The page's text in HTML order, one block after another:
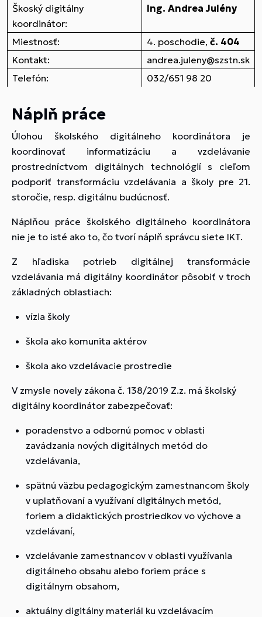
Škoský digitálny
koordinátor:
Ing. Andrea Julény
Miestnosť: 4. poschodie, č. 404
Kontakt:
andrea.juleny@szstn.sk
Telefón:
032/651 98 20
Náplň práce
Úlohou školského digitálneho koordinátora je
koordinovať informatizáciu a vzdelávanie
prostredníctvom digitálnych technológií s cieľom
podporiť transformáciu vzdelávania a školy pre 21.
storočie, resp. digitálnu budúcnosť.
Náplňou práce školského digitálneho koordinátora
nie je to isté ako to, čo tvorí náplň správcu siete IKT.
Z hľadiska potrieb digitálnej transformácie
vzdelávania má digitálny koordinátor pôsobiť v troch
základných oblastiach:
vízia školy
škola ako komunita aktérov
škola ako vzdelávacie prostredie
V zmysle novely zákona č. 138/2019 Z.z. má školský
digitálny koordinátor zabezpečovať:
poradenstvo a odbornú pomoc v oblasti
zavádzania nových digitálnych metód do
vzdelávania,
spätnú väzbu pedagogickým zamestnancom školy
v uplatňovaní a využívaní digitálnych metód,
foriem a didaktických prostriedkov vo výchove a
vzdelávaní,
vzdelávanie zamestnancov v oblasti využívania
digitálneho obsahu alebo foriem práce s
digitálnym obsahom,
aktuálny digitálny materiál ku vzdelávacím